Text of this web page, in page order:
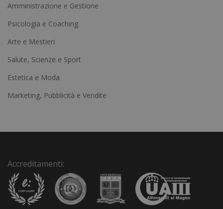
r
n
a
v
Amministrazione e Gestione
Psicologia e Coaching
Arte e Mestieri
Salute, Scienze e Sport
Estetica e Moda
Marketing, Pubblicità e Vendite
Accreditamenti: